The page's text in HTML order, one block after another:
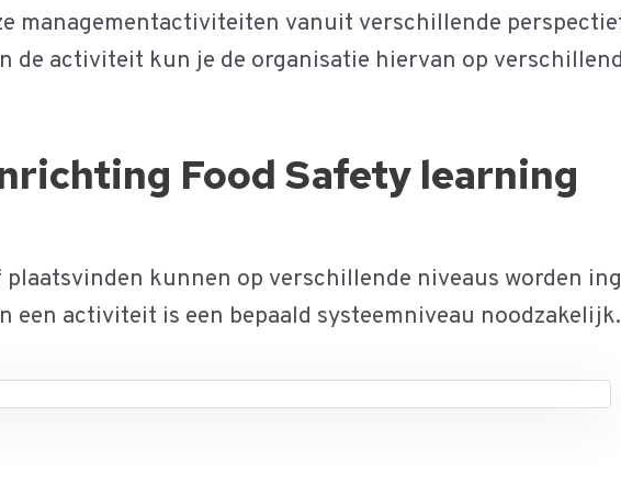
managementactiviteiten vanuit verschillende
de activiteit kun je de organisatie hiervan op
Food Safety learning
kunnen op verschillende niveaus worden
activiteit is een bepaald systeemniveau noodzakelijk.